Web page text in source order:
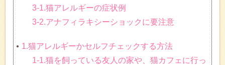
3-1.猫アレルギーの症状例
3-2.アナフィラキシーショックに要注意
1.猫アレルギーかセルフチェックする方法
1-1.猫を飼っている友人の家や、猫カフェに行っ